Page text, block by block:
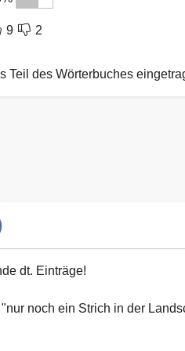
9 2
Teil des Wörterbuches
dt. Einträge!
noch ein Strich in der